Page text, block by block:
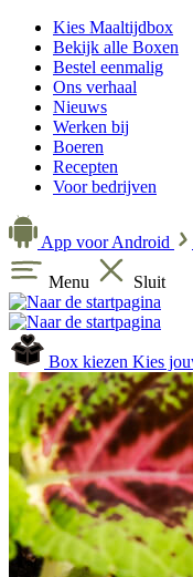
Kies Maaltijdbox
Bekijk alle Boxen
Bestel eenmalig
Ons verhaal
Nieuws
Werken bij
Boeren
Recepten
Voor bedrijven
App voor Android
Menu Sluit
Box kiezen Kies